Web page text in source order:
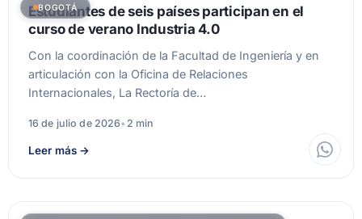
BOGOTÁ
Estudiantes de seis países participan en el
curso de verano Industria 4.0
Con la coordinación de la Facultad de Ingeniería y en
articulación con la Oficina de Relaciones
Internacionales, La Rectoría de…
16 de julio de 2026• 2 min
Leer más →